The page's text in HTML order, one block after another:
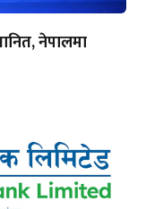
नेपालमा